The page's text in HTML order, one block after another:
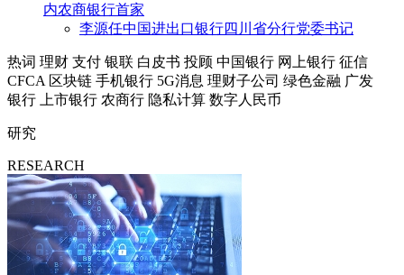
内农商银行首家
李源任中国进出口银行四川省分行党委书记
热词 理财 支付 银联 白皮书 投顾 中国银行 网上银行 征信
CFCA 区块链 手机银行 5G消息 理财子公司 绿色金融 广发
银行
上市银行 农商行 隐私计算 数字人民币
研究
RESEARCH